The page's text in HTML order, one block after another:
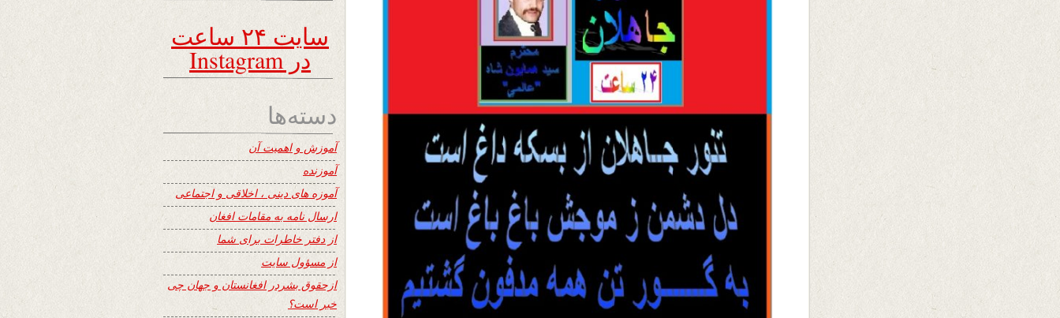
سایت ۲۴ ساعت
در Instagram
دسته‌ها
آموزش و اهمیت آن
آموزنده
آموزه های دینی ، اخلاقی و اجتماعی
ارسال نامه به مقامات افغان
از دفتر خاطرات برای شما
از مسؤول سایت
ازحقوق بشردر افغانستان و جهان چی
خبر است؟